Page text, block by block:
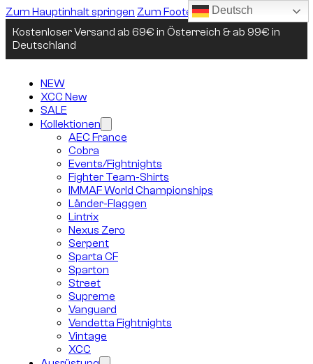
Zum Hauptinhalt springen Zum Footer springen
Kostenloser Versand ab 69€ in Österreich & ab 99€ in
Deutschland
NEW
XCC New
SALE
Kollektionen
AEC France
Cobra
Events/Fightnights
Fighter Team-Shirts
IMMAF World Championships
Länder-Flaggen
Lintrix
Nexus Zero
Serpent
Sparta CF
Sparton
Street
Supreme
Vanguard
Vendetta Fightnights
Vintage
XCC
Deutsch